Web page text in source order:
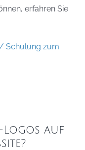
erfahren Sie
Schulung zum
Logos auf